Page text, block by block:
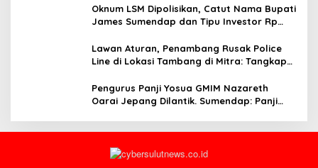
Oknum LSM Dipolisikan, Catut Nama Bupati
James Sumendap dan Tipu Investor Rp
Lawan Aturan, Penambang Rusak Police
Line di Lokasi Tambang di Mitra: Tangkap
Pengurus Panji Yosua GMIM Nazareth
Oarai Jepang Dilantik. Sumendap: Panji